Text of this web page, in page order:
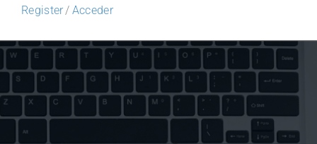
Register/ Acceder